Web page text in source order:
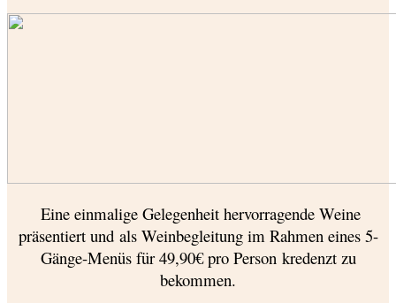
Eine einmalige Gelegenheit hervorragende Weine
präsentiert und als Weinbegleitung im Rahmen eines 5-
Gänge-Menüs für 49,90€ pro Person kredenzt zu
bekommen.